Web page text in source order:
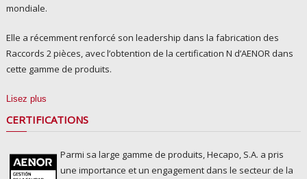
mondiale.
Elle a récemment renforcé son leadership dans la fabrication des
Raccords 2 pièces, avec l’obtention de la certification N d’AENOR dans
cette gamme de produits.
Lisez plus
CERTIFICATIONS
Parmi sa large gamme de produits, Hecapo, S.A. a pris
une importance et un engagement dans le secteur de la